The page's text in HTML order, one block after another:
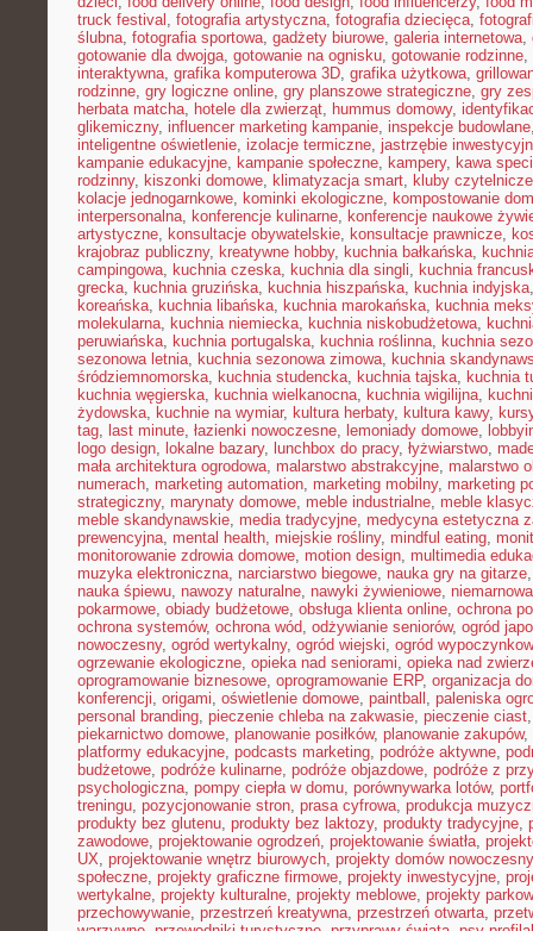
truck festival , fotografia artystyczna, fotografia dziecięca,
ślubna, fotografia sportowa, gadżety biurowe, galeria internetowa,
gotowanie dla dwojga, gotowanie na ognisku, gotowanie rodzinne,
interaktywna, grafika komputerowa 3D, grafika użytkowa,
rodzinne, gry logiczne online, gry planszowe strategiczne, gry
herbata matcha, hotele dla zwierząt, hummus domowy,
glikemiczny, influencer marketing kampanie, inspekcje budowlane
inteligentne oświetlenie, izolacje termiczne, jastrzębie
kampanie edukacyjne, kampanie społeczne, kampery, kawa
rodzinny, kiszonki domowe, klimatyzacja smart, kluby czytelnicze
kolacje jednogarnkowe, kominki ekologiczne, kompostowanie
interpersonalna, konferencje kulinarne, konferencje naukowe
artystyczne, konsultacje obywatelskie, konsultacje prawnicze,
krajobraz publiczny, kreatywne hobby, kuchnia bałkańska,
campingowa, kuchnia czeska, kuchnia dla singli, kuchnia
grecka, kuchnia gruzińska, kuchnia hiszpańska, kuchnia indyjska
koreańska, kuchnia libańska, kuchnia marokańska, kuchnia
molekularna, kuchnia niemiecka, kuchnia niskobudżetowa,
peruwiańska, kuchnia portugalska, kuchnia roślinna, kuchnia
sezonowa letnia, kuchnia sezonowa zimowa, kuchnia
śródziemnomorska, kuchnia studencka, kuchnia tajska, kuchnia
kuchnia węgierska, kuchnia wielkanocna, kuchnia wigilijna,
żydowska, kuchnie na wymiar, kultura herbaty, kultura kawy,
tag, last minute, łazienki nowoczesne, lemoniady domowe,
logo design, lokalne bazary, lunchbox do pracy, łyżwiarstwo,
mała architektura ogrodowa, malarstwo abstrakcyjne, malarstwo
numerach, marketing automation, marketing mobilny, marketing
strategiczny, marynaty domowe, meble industrialne, meble
meble skandynawskie, media tradycyjne, medycyna estetyczna
prewencyjna, mental health, miejskie rośliny, mindful eating,
monitorowanie zdrowia domowe, motion design, multimedia
muzyka elektroniczna, narciarstwo biegowe, nauka gry na gitarze
nauka śpiewu, nawozy naturalne, nawyki żywieniowe,
pokarmowe, obiady budżetowe, obsługa klienta online, ochrona
ochrona systemów, ochrona wód, odżywianie seniorów, ogród
nowoczesny, ogród wertykalny, ogród wiejski, ogród
ogrzewanie ekologiczne, opieka nad seniorami, opieka nad
oprogramowanie biznesowe, oprogramowanie ERP, organizacja
konferencji, origami, oświetlenie domowe, paintball , paleniska
personal branding, pieczenie chleba na zakwasie, pieczenie ciast
piekarnictwo domowe, planowanie posiłków, planowanie zakupów,
platformy edukacyjne, podcasts marketing, podróże aktywne,
budżetowe, podróże kulinarne, podróże objazdowe, podróże z
psychologiczna, pompy ciepła w domu, porównywarka lotów,
treningu, pozycjonowanie stron, prasa cyfrowa, produkcja
produkty bez glutenu, produkty bez laktozy, produkty tradycyjne,
zawodowe, projektowanie ogrodzeń, projektowanie światła,
UX, projektowanie wnętrz biurowych, projekty domów
społeczne, projekty graficzne firmowe, projekty inwestycyjne,
wertykalne, projekty kulturalne, projekty meblowe, projekty
przechowywanie, przestrzeń kreatywna, przestrzeń otwarta,